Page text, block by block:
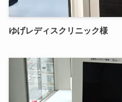
ゆげレディスクリニック様